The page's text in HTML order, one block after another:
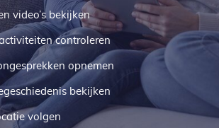
video’s bekijken
controleren
opnemen
bekijken
volgen